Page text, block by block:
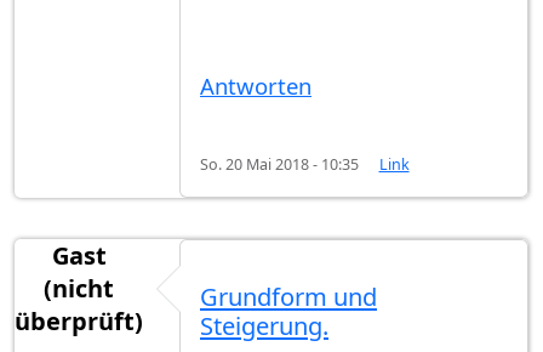
Antworten
So. 20 Mai 2018 - 10:35 Link
Gast
(nicht
überprüft)
Grundform und
Steigerung.